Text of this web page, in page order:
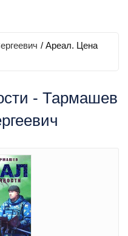
/ Ареал. Цена
- Тармашев